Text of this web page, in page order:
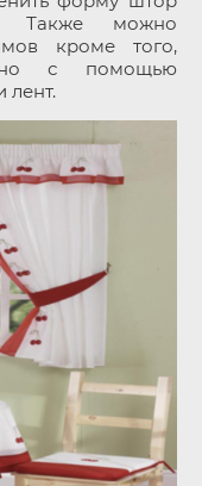
Также можно
кроме того,
с помощью
лент.